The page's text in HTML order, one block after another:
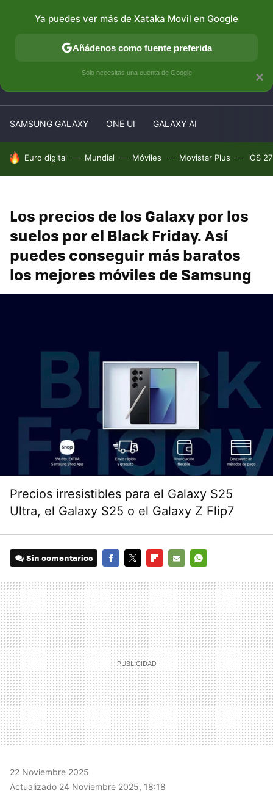
SAMSUNG GALAXY ONE UI GALAXY AI
HOY SE HABLA DE
Euro digital Mundial Móviles Movistar Plus iOS 27
Los precios de los Galaxy por los
suelos por el Black Friday. Así
puedes conseguir más baratos
los mejores móviles de Samsung
Precios irresistibles para el Galaxy S25
Ultra, el Galaxy S25 o el Galaxy Z Flip7
Sin comentarios
MAIL
22 Noviembre 2025
Actualizado 24 Noviembre 2025, 18:18
×
Ya puedes ver más de Xataka Movil en Google
Añádenos como fuente preferida
Solo necesitas una cuenta de Google